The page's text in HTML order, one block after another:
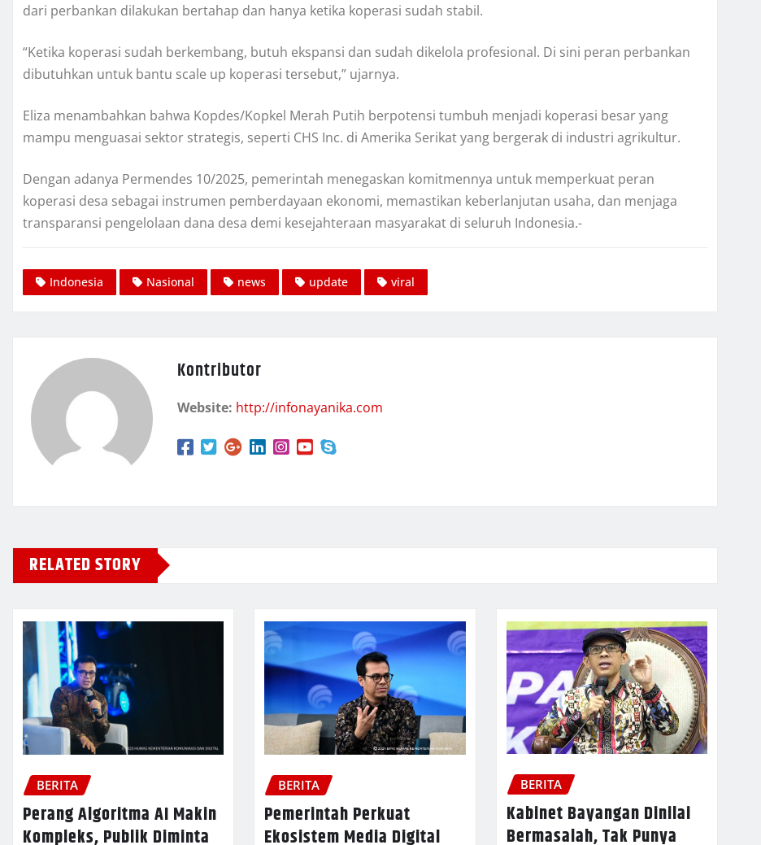
dari perbankan dilakukan bertahap dan hanya ketika koperasi sudah stabil.
“Ketika koperasi sudah berkembang, butuh ekspansi dan sudah dikelola profesional. Di sini peran perbankan
dibutuhkan untuk bantu scale up koperasi tersebut,” ujarnya.
Eliza menambahkan bahwa Kopdes/Kopkel Merah Putih berpotensi tumbuh menjadi koperasi besar yang
mampu menguasai sektor strategis, seperti CHS Inc. di Amerika Serikat yang bergerak di industri agrikultur.
Dengan adanya Permendes 10/2025, pemerintah menegaskan komitmennya untuk memperkuat peran
koperasi desa sebagai instrumen pemberdayaan ekonomi, memastikan keberlanjutan usaha, dan menjaga
transparansi pengelolaan dana desa demi kesejahteraan masyarakat di seluruh Indonesia.-
Indonesia Nasional news update viral
Kontributor
Website: http://infonayanika.com
RELATED STORY
BERITA
Perang Algoritma AI Makin
Kompleks, Publik Diminta
BERITA
Pemerintah Perkuat
Ekosistem Media Digital
BERITA
Kabinet Bayangan Dinilai
Bermasalah, Tak Punya